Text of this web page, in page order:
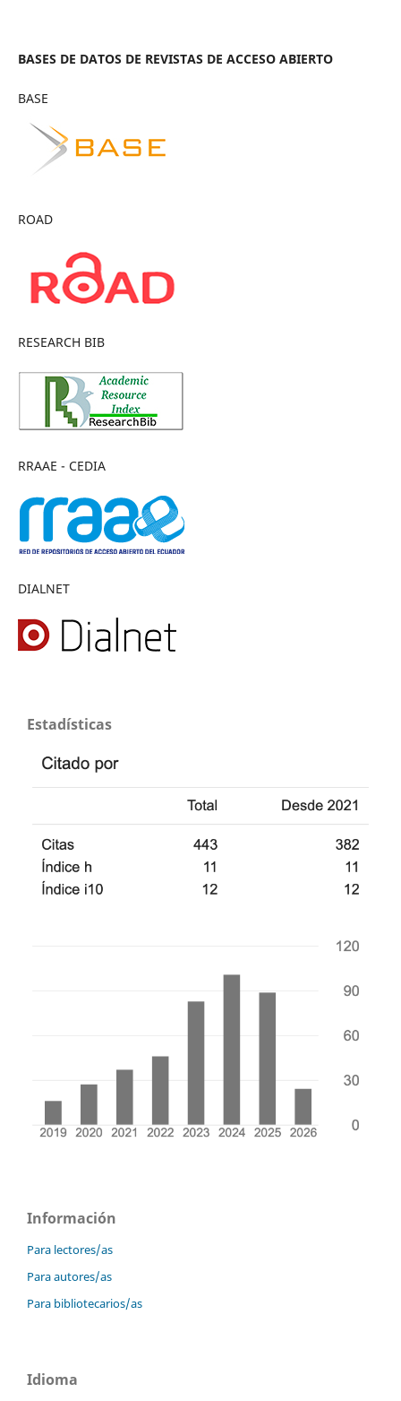
BASES DE DATOS DE REVISTAS DE ACCESO ABIERTO
BASE
ROAD
RESEARCH BIB
RRAAE - CEDIA
DIALNET
Estadísticas
Información
Para lectores/as
Para autores/as
Para bibliotecarios/as
Idioma